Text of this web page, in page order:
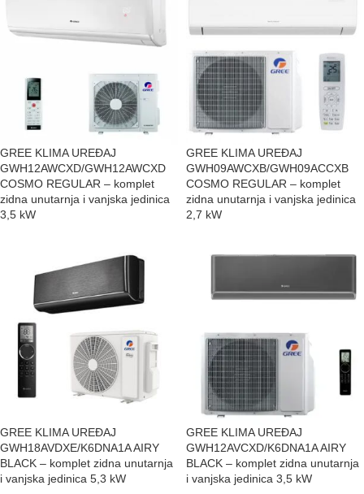
GREE KLIMA UREĐAJ
GWH12AWCXD/GWH12AWCXD
COSMO REGULAR – komplet
zidna unutarnja i vanjska jedinica
3,5 kW
GREE KLIMA UREĐAJ
GWH09AWCXB/GWH09ACCXB
COSMO REGULAR – komplet
zidna unutarnja i vanjska jedinica
2,7 kW
GREE KLIMA UREĐAJ
GWH18AVDXE/K6DNA1A AIRY
BLACK – komplet zidna unutarnja
i vanjska jedinica 5,3 kW
GREE KLIMA UREĐAJ
GWH12AVCXD/K6DNA1A AIRY
BLACK – komplet zidna unutarnja
i vanjska jedinica 3,5 kW